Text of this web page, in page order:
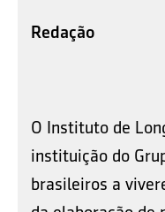
Redação
O Instituto de
instituição do
brasileiros a